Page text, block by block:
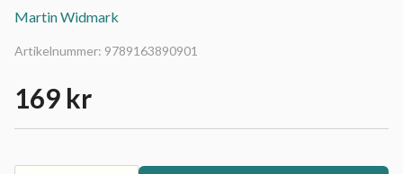
Martin Widmark
Artikelnummer: 9789163890901
169 kr